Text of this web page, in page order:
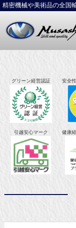
精密機械や美術品の全国
グリーン経営認証 安全
引越安心マーク 健康